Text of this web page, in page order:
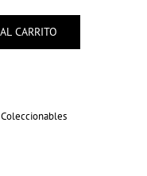
CARRITO